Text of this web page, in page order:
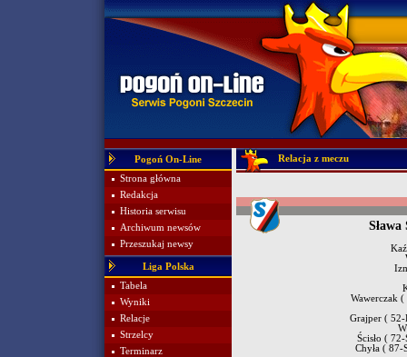
Pogoń On-Line
Strona główna
Redakcja
Historia serwisu
Archiwum newsów
Przeszukaj newsy
Liga Polska
Tabela
Wyniki
Relacje
Strzelcy
Terminarz
Relacja z meczu
Sława
Wawerczak
Grajper ( 52-
Ścisło (
Chyła ( 87-